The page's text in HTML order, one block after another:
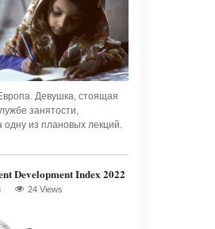
Девушка, стоящая
занятости,
одну из плановых лекций.
Development Index 2022
24 Views